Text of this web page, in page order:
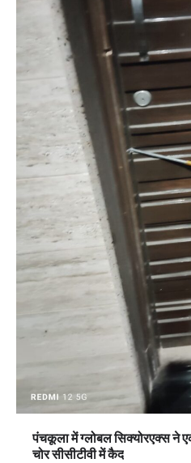
पंचकूला में ग्लोबल सिक्योरएक्स ने
चोर सीसीटीवी में कैद